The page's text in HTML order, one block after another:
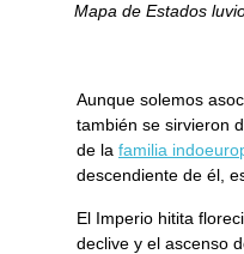
Mapa de Estados
Aunque solemos
también se sirvieron
de la familia
descendiente de él,
El Imperio hitita
declive y el ascenso